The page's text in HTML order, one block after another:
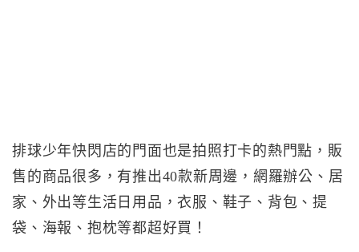
排球少年快閃店的門面也是拍照打卡的熱門點，販
售的商品很多，有推出40款新周邊，網羅辦公、居
家、外出等生活日用品，衣服、鞋子、背包、提
袋、海報、抱枕等都超好買！